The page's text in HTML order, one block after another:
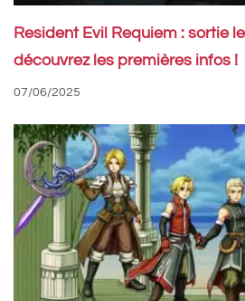
Resident Evil Requiem : sortie
découvrez les premières infos !
07/06/2025